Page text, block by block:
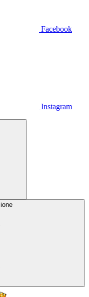
Facebook
Instagram